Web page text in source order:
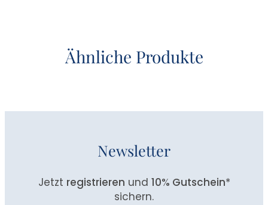
Ähnliche Produkte
Newsletter
Jetzt registrieren und 10% Gutschein*
sichern.